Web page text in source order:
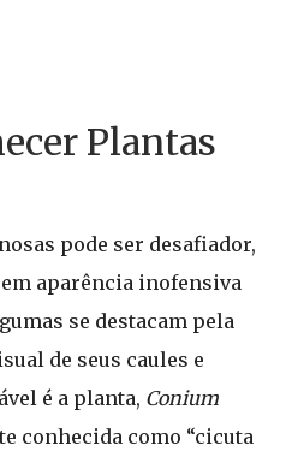
Plantas
pode ser desafiador,
aparência inofensiva
se destacam pela
de seus caules e
é a planta, Conium
conhecida como “cicuta